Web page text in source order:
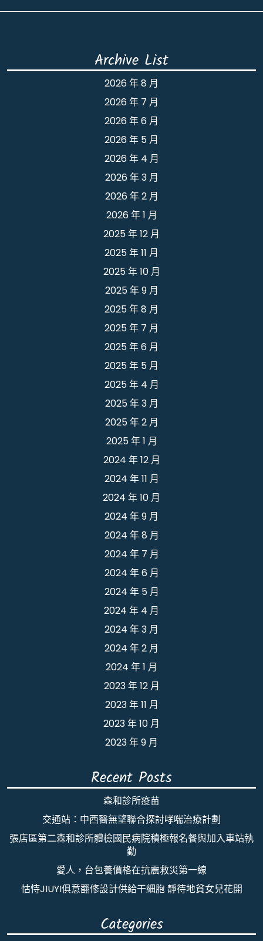
Archive List
2026 年 8 月
2026 年 7 月
2026 年 6 月
2026 年 5 月
2026 年 4 月
2026 年 3 月
2026 年 2 月
2026 年 1 月
2025 年 12 月
2025 年 11 月
2025 年 10 月
2025 年 9 月
2025 年 8 月
2025 年 7 月
2025 年 6 月
2025 年 5 月
2025 年 4 月
2025 年 3 月
2025 年 2 月
2025 年 1 月
2024 年 12 月
2024 年 11 月
2024 年 10 月
2024 年 9 月
2024 年 8 月
2024 年 7 月
2024 年 6 月
2024 年 5 月
2024 年 4 月
2024 年 3 月
2024 年 2 月
2024 年 1 月
2023 年 12 月
2023 年 11 月
2023 年 10 月
2023 年 9 月
Recent Posts
森和診所疫苗
交通站：中西醫無望聯合探討哮喘治療計劃
張店區第二森和診所體檢國民病院積極報名餐與加入車站執
勤
愛人，台包養價格在抗震救災第一線
怙恃JIUYI俱意翻修設計供給干細胞 靜待地貧女兒花開
Categories